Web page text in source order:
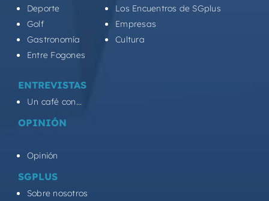
Deporte
Golf
Gastronomía
Entre Fogones
Los Encuentros de SGplus
Empresas
Cultura
ENTREVISTAS
Un café con...
OPINIÓN
Opinión
SGPLUS
Sobre nosotros